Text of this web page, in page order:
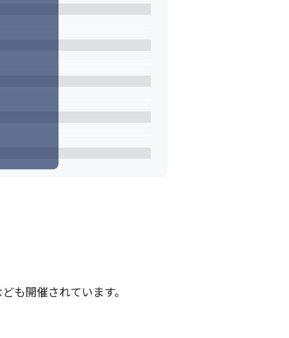
持ち合わせている。
ル出荷社数（ノンデスクワーカ
も開催されています。